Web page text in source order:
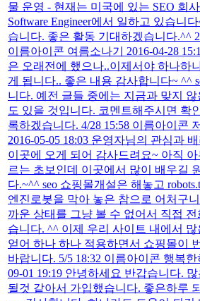
물 운영 - 현재는 미국에 있는 SEO 회
Software Engineer에서 일하고 있습니
습니다. 좋은 활동 기대하겠습니다.^^
이름아이콘 여름소나기 2016-04-28
은 오래전에 했으나..이제서야 하나하
게 됩니다.. 좋은 내용 감사합니다~ ^^
니다. 예전 글들 중에는 지금과 맞지 않
도 있을 것입니다. 코멘트해주시면 확
록하겠습니다. 4/28 15:58 이름아이콘
2016-05-05 18:03 운영자님의 관심과
이곳에 오게 되어 감사드려요~ 아직 아
르는 초보인데 이곳에서 많이 배우길
다.~^^ seo 쇼핑몰개설은 해놓고
엔진로봇을 막아 놓은 참으로 어처구
까운 상태를 그냥 볼 수 없어서 직접 전
습니다. ^^ 이제 우리 사이트 내에서 많
얻어 하나 하나 적용하면서 쇼핑몰이
바랍니다. 5/5 18:32 이름아이콘 행복한
09-01 19:19 안녕하세요 반갑습니다. 많
될것 같아서 가입했습니다. 좋은하루